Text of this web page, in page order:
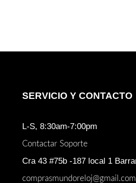
SERVICIO Y CONTACTO
L-S, 8:30am-7:00pm
Contactar Soporte
Cra 43 #75b -187 local 1
comprasmundoreloj@gmail.com